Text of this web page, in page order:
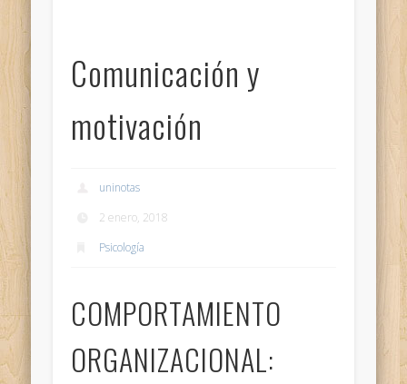
Comunicación y
motivación
uninotas
2 enero, 2018
Psicología
COMPORTAMIENTO
ORGANIZACIONAL: